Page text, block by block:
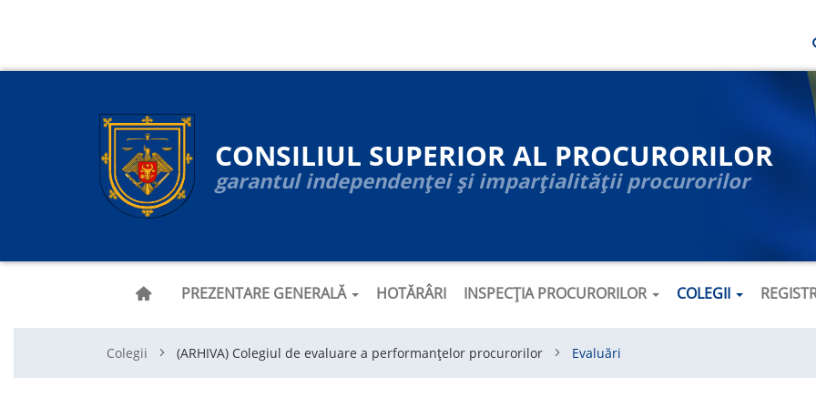
CONSILIUL SUPERIOR AL PROCURORILOR
garantul independenței și imparțialității procurorilor
principală
PREZENTARE GENERALĂ HOTĂRÂRI INSPECȚIA PROCURORILOR COLEGII
Colegii (ARHIVA) Colegiul de evaluare a performanțelor procurorilor Evaluări